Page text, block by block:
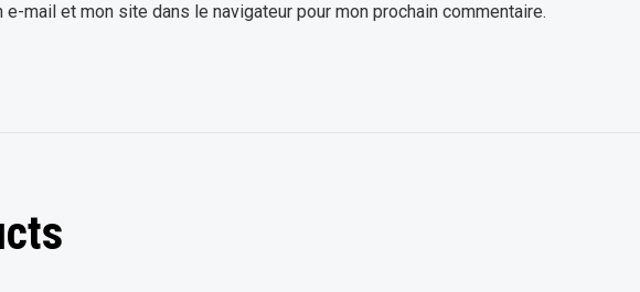
e-mail et mon site dans le navigateur pour mon prochain commentaire.